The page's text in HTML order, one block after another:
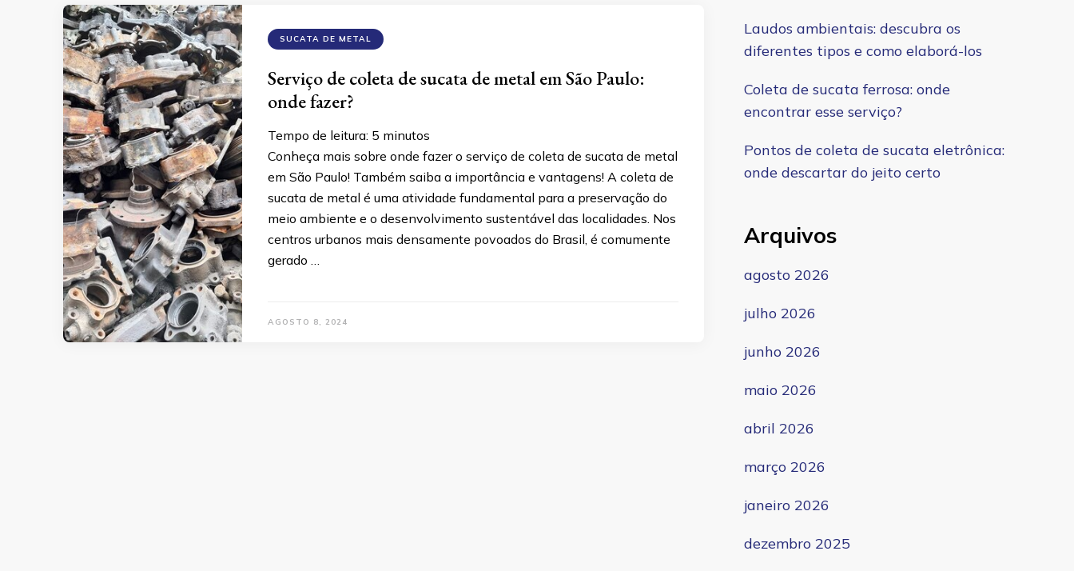
SUCATA DE METAL
Serviço de coleta de sucata de metal em São Paulo:
onde fazer?
Tempo de leitura: 5 minutos
Conheça mais sobre onde fazer o serviço de coleta de sucata de metal
em São Paulo! Também saiba a importância e vantagens! A coleta de
sucata de metal é uma atividade fundamental para a preservação do
meio ambiente e o desenvolvimento sustentável das localidades. Nos
centros urbanos mais densamente povoados do Brasil, é comumente
gerado …
AGOSTO 8, 2024
Laudos ambientais: descubra os
diferentes tipos e como elaborá-los
Coleta de sucata ferrosa: onde
encontrar esse serviço?
Pontos de coleta de sucata eletrônica:
onde descartar do jeito certo
Arquivos
agosto 2026
julho 2026
junho 2026
maio 2026
abril 2026
março 2026
janeiro 2026
dezembro 2025